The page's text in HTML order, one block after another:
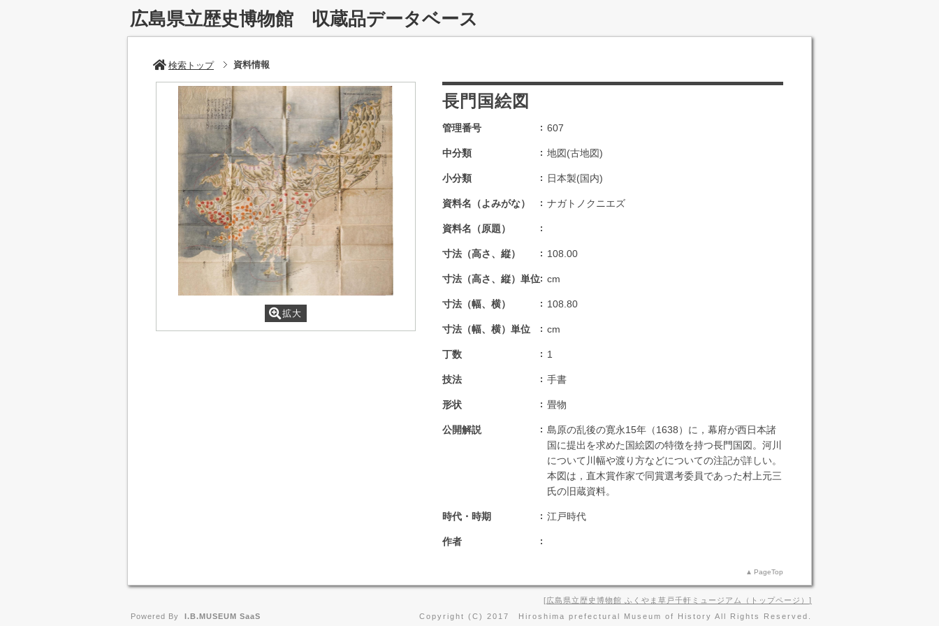
広島県立歴史博物館 収蔵品データベース
検索トップ 資料情報
拡大
長門国絵図
管理番号 607
中分類 地図(古地図)
小分類 日本製(国内)
資料名（よみがな） ナガトノクニエズ
資料名（原題）
寸法（高さ、縦） 108.00
寸法（高さ、縦）単位 cm
寸法（幅、横） 108.80
寸法（幅、横）単位 cm
丁数 1
技法 手書
形状 畳物
公開解説
島原の乱後の寛永15年（1638）に，幕府が西日本諸
国に提出を求めた国絵図の特徴を持つ長門国図。河川
について川幅や渡り方などについての注記が詳しい。
本図は，直木賞作家で同賞選考委員であった村上元三
氏の旧蔵資料。
時代・時期 江戸時代
作者
PageTop
広島県立歴史博物館 ふくやま草戸千軒ミュージアム（トップページ）
Copyright (C) 2017 Hiroshima prefectural Museum of History All Rights Reserved.
Powered By I.B.MUSEUM SaaS